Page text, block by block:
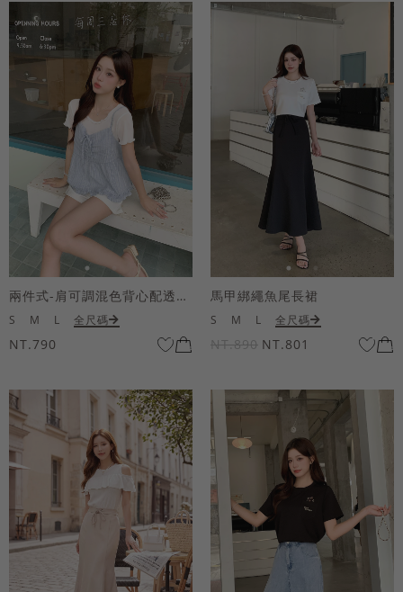
兩件式-肩可調混色背心配透膚短袖上衣
S M L 全尺碼
NT.790
馬甲綁繩魚尾長裙
S M L 全尺碼
NT.890 NT.801